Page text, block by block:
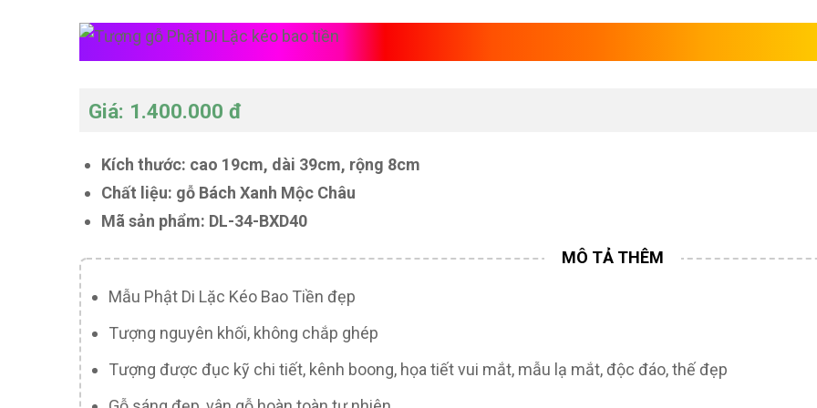
Giá: 1.400.000 đ
Kích thước: cao 19cm, dài 39cm, rộng 8cm
Chất liệu: gỗ Bách Xanh Mộc Châu
Mã sản phẩm: DL-34-BXD40
Mẫu Phật Di Lặc Kéo Bao Tiền đẹp
Tượng nguyên khối, không chắp ghép
Tượng được đục kỹ chi tiết, kênh boong, họa tiết vui mắt, mẫu lạ mắt, độc đáo, thế đẹp